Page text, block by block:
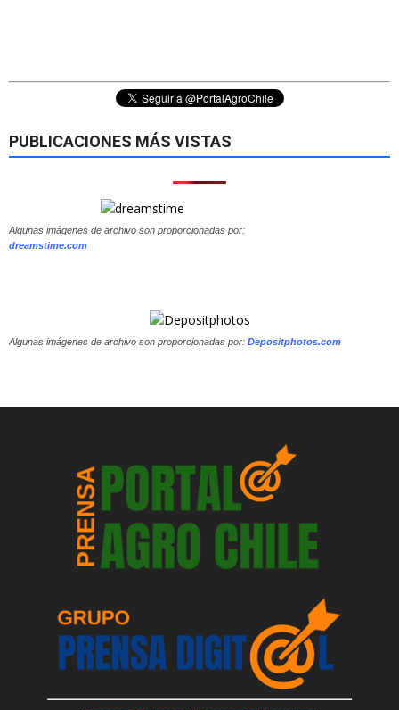
PUBLICACIONES MÁS VISTAS
Algunas imágenes de archivo son proporcionadas por:
dreamstime.com
Algunas imágenes de archivo son proporcionadas por: Depositphotos.com